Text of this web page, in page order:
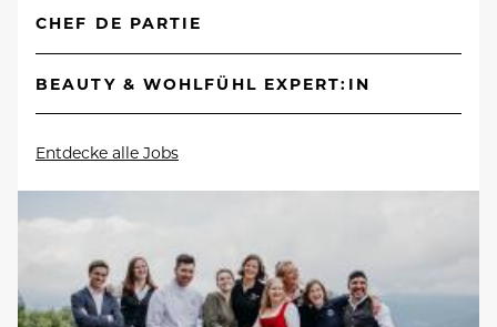
CHEF DE PARTIE
BEAUTY & WOHLFÜHL EXPERT:IN
Entdecke alle Jobs